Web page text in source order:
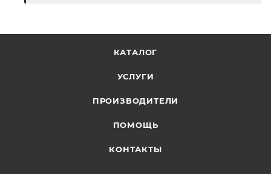
КАТАЛОГ
УСЛУГИ
ПРОИЗВОДИТЕЛИ
ПОМОЩЬ
КОНТАКТЫ